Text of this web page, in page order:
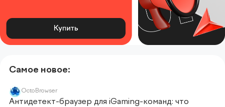
Самое новое:
OctoBrowser
Антидетект-браузер для iGaming-команд: что